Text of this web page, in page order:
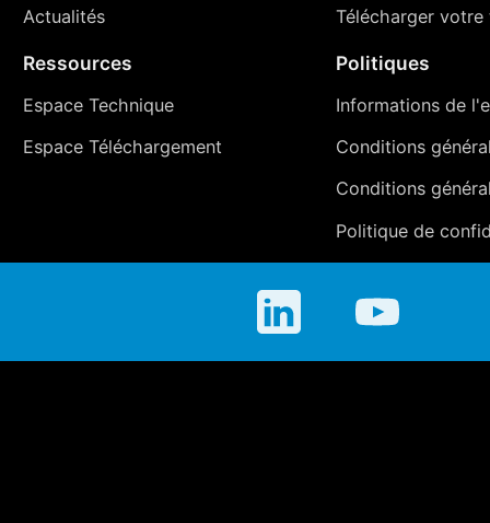
Actualités
Télécharger votre
Ressources
Espace Technique
Espace Téléchargement
Politiques
Informations de
Conditions
Conditions
Politique de